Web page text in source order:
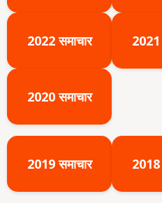
2022 समाचार 2021
2020 समाचार
2019 समाचार 2018